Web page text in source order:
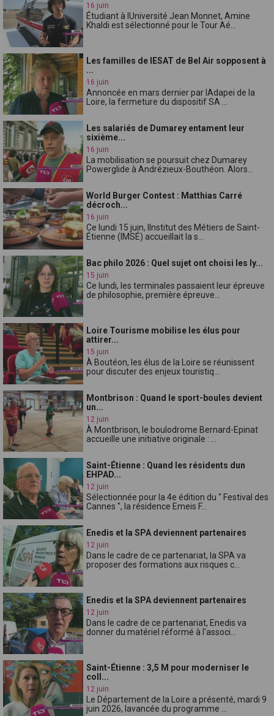
16 juin
Étudiant à lUniversité Jean Monnet, Amine
Khaldi est sélectionné pour le Tour Aé...
Les familles de lESAT de Bel Air sopposent à
...
16 juin
Annoncée en mars dernier par lAdapei de la
Loire, la fermeture du dispositif SA ...
Les salariés de Dumarey entament leur
sixième...
16 juin
La mobilisation se poursuit chez Dumarey
Powerglide à Andrézieux-Bouthéon. Alors...
World Burger Contest : Matthias Carré
décroch...
16 juin
Ce lundi 15 juin, lInstitut des Métiers de Saint-
Étienne (IMSÉ) accueillait la s...
Bac philo 2026 : Quel sujet ont choisi les ly...
15 juin
Ce lundi, les terminales passaient leur épreuve
de philosophie, première épreuve...
Loire Tourisme mobilise les élus pour
attirer...
15 juin
À Boutéon, les élus de la Loire se réunissent
pour discuter des enjeux touristiq...
Montbrison : Quand le sport-boules devient
un...
12 juin
À Montbrison, le boulodrome Bernard-Epinat
accueille une initiative originale : ...
Saint-Étienne : Quand les résidents dun
EHPAD...
12 juin
Sélectionnée pour la 4e édition du " Festival des
Cannes ", la résidence Emeis F...
Enedis et la SPA deviennent partenaires
12 juin
Dans le cadre de ce partenariat, la SPA va
proposer des formations aux risques c...
Enedis et la SPA deviennent partenaires
12 juin
Dans le cadre de ce partenariat, Enedis va
donner du matériel réformé à l'associ...
Saint-Étienne : 3,5 M pour moderniser le
coll...
12 juin
Le Département de la Loire a présenté, mardi 9
juin 2026, lavancée du programme ...